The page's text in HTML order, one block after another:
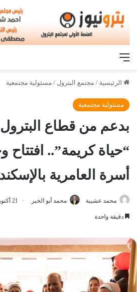
القائمة
الرئيسية / مجتمع البترول / مسئولية مجتمعية
مسئولية مجتمعية
بدعم من قطاع
“حياة كريمة”..
أسرة العامرية
محمد عشيبة محمد أبو الخير 21 أكتوبر، 2025
دقيقة واحدة